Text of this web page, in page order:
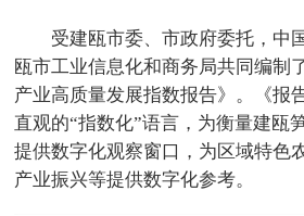
受建瓯市委、市政府委托，中
瓯市工业信息化和商务局共同编制
产业高质量发展指数报告》。《报
直观的“指数化”语言，为衡量建瓯
提供数字化观察窗口，为区域特色
产业振兴等提供数字化参考。